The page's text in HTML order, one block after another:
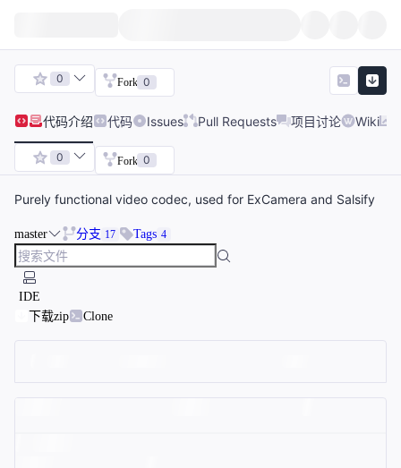
0 Fork 0
代码介绍 代码 Issues Pull Requests 项目讨论 Wiki
0 Fork 0
Purely functional video codec, used for ExCamera and Salsify
master 分支 17 Tags 4
IDE
下载zip
Clone